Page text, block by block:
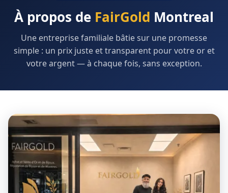
À propos de FairGold Montreal
Une entreprise familiale bâtie sur une promesse
simple : un prix juste et transparent pour votre or et
votre argent — à chaque fois, sans exception.